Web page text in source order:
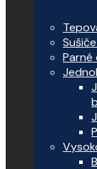
Parné